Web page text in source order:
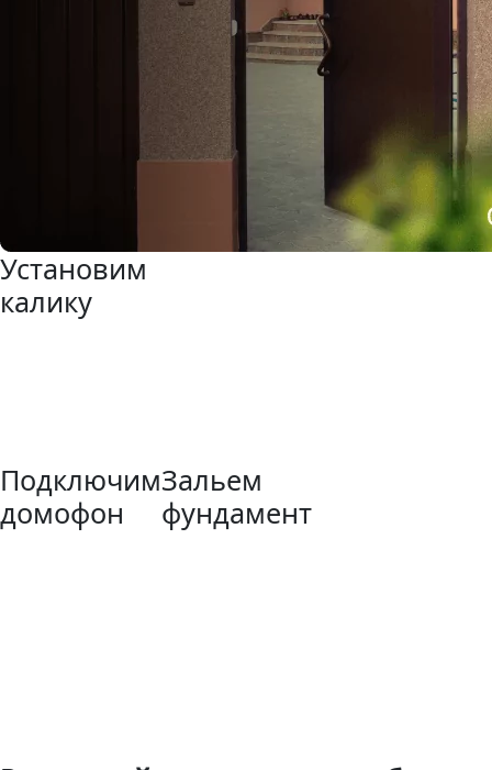
Установим
калику
Подключим
домофон
Зальем
фундамент